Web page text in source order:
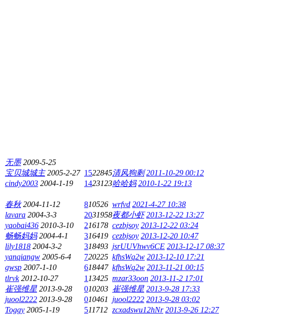
无墨 2009-5-25
宝贝城城主 2005-2-27 1522845清风狗剩 2011-10-29 00:12
cindy2003 2004-1-19 1423123哈哈妈 2010-1-22 19:13
春秋 2004-11-12 810526 wrfvd 2021-4-27 10:38
lavara 2004-3-3 2031958夜都小虾 2013-12-22 13:27
yaobai436 2010-3-10 216178 cezbjsoy 2013-12-22 03:24
畅畅妈妈 2004-4-1 316419 cezbjsoy 2013-12-20 10:47
lily1818 2004-3-2 318493 jsrUUVhwv6CE 2013-12-17 08:37
yanqiangw 2005-6-4 720225 kfhsWq2w 2013-12-10 17:21
gwsp 2007-1-10 618447 kfhsWq2w 2013-11-21 00:15
tlrvk 2012-10-27 1 13425 mzar33oon 2013-11-2 17:01
崔强维星 2013-9-28 010203 崔强维星 2013-9-28 17:33
juool2222 2013-9-28 010461 juool2222 2013-9-28 03:02
Toggy 2005-1-19 511712 zcxadswu12hNr 2013-9-26 12:27